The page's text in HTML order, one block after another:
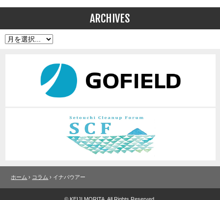
ARCHIVES
ホーム › コラム › イナバウアー